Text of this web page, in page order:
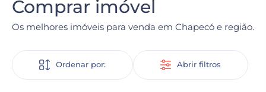
Comprar imóvel
Os melhores imóveis para venda em Chapecó e região.
Ordenar por: Abrir filtros